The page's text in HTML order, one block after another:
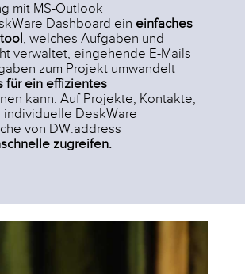
mit MS-Outlook
Dashboard ein einfaches
, welches Aufgaben und
verwaltet, eingehende E-Mails
zum Projekt umwandelt
für ein effizientes
kann. Auf Projekte, Kontakte,
individuelle DeskWare
von DW.address
zugreifen.